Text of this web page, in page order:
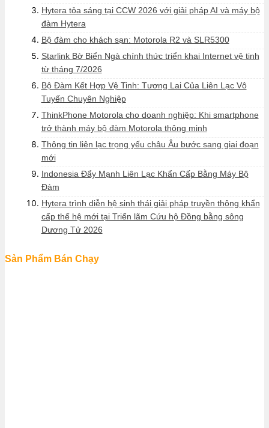
Hytera tỏa sáng tại CCW 2026 với giải pháp AI và máy bộ
đàm Hytera
Bộ đàm cho khách sạn: Motorola R2 và SLR5300
Starlink Bờ Biển Ngà chính thức triển khai Internet vệ tinh
từ tháng 7/2026
Bộ Đàm Kết Hợp Vệ Tinh: Tương Lai Của Liên Lạc Vô
Tuyến Chuyên Nghiệp
ThinkPhone Motorola cho doanh nghiệp: Khi smartphone
trở thành máy bộ đàm Motorola thông minh
Thông tin liên lạc trọng yếu châu Âu bước sang giai đoạn
mới
Indonesia Đẩy Mạnh Liên Lạc Khẩn Cấp Bằng Máy Bộ
Đàm
Hytera trình diễn hệ sinh thái giải pháp truyền thông khẩn
cấp thế hệ mới tại Triển lãm Cứu hộ Đồng bằng sông
Dương Tử 2026
Sản Phẩm Bán Chạy